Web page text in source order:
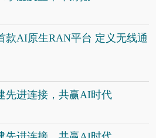
款AI原生RAN平台 定义无线通
先进连接，共赢AI时代